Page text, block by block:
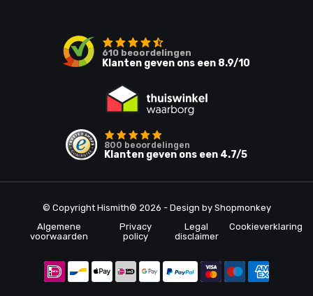
610 beoordelingen
Klanten geven ons een 8.9/10
800 beoordelingen
Klanten geven ons een 4.7/5
© Copyright Hismith® 2026 - Design by Shopmonkey
Algemene
voorwaarden
Privacy
policy
Legal
disclaimer
Cookieverklaring